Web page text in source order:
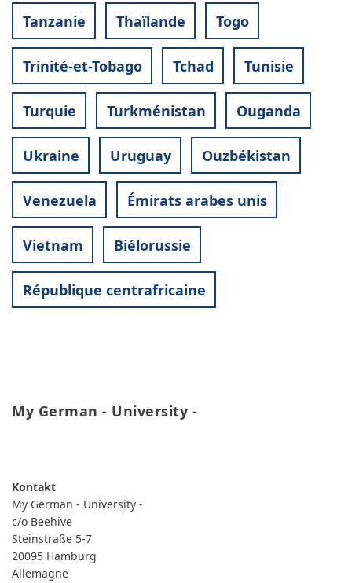
Tanzanie Thaïlande Togo
Trinité-et-Tobago Tchad Tunisie
Turquie Turkménistan Ouganda
Ukraine Uruguay Ouzbékistan
Venezuela Émirats arabes unis
Vietnam Biélorussie
République centrafricaine
My German - University -
My German - University -
c/o Beehive
Steinstraße 5-7
20095 Hamburg
Allemagne